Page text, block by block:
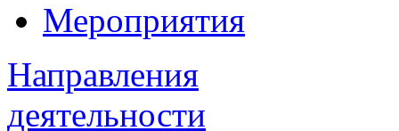
Мероприятия
Направления
деятельности